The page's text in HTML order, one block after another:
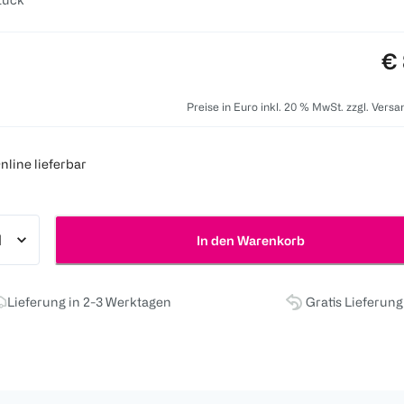
€
Preise in Euro inkl. 20 % MwSt. zzgl.
lieferbar
In den Warenkorb
Lieferung in 2-3 Werktagen Gratis